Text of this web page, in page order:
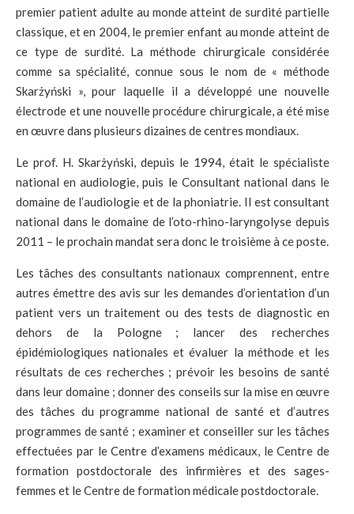
premier patient adulte au monde atteint de surdité partielle
classique, et en 2004, le premier enfant au monde atteint de
ce type de surdité. La méthode chirurgicale considérée
comme sa spécialité, connue sous le nom de « méthode
Skarżyński », pour laquelle il a développé une nouvelle
électrode et une nouvelle procédure chirurgicale, a été mise
en œuvre dans plusieurs dizaines de centres mondiaux.
Le prof. H. Skarżyński, depuis le 1994, était le spécialiste
national en audiologie, puis le Consultant national dans le
domaine de l’audiologie et de la phoniatrie. Il est consultant
national dans le domaine de l’oto-rhino-laryngolyse depuis
2011 – le prochain mandat sera donc le troisième à ce poste.
Les tâches des consultants nationaux comprennent, entre
autres émettre des avis sur les demandes d’orientation d’un
patient vers un traitement ou des tests de diagnostic en
dehors de la Pologne ; lancer des recherches
épidémiologiques nationales et évaluer la méthode et les
résultats de ces recherches ; prévoir les besoins de santé
dans leur domaine ; donner des conseils sur la mise en œuvre
des tâches du programme national de santé et d’autres
programmes de santé ; examiner et conseiller sur les tâches
effectuées par le Centre d’examens médicaux, le Centre de
formation postdoctorale des infirmières et des sages-
femmes et le Centre de formation médicale postdoctorale.